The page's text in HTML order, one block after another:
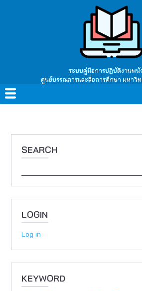
ระบบคู่มือการปฏิบัติงานพนั
ศูนย์บรรณสารและสื่อการศึกษา มหาวิ
Main
SEARCH
LOGIN
Log in
KEYWORD